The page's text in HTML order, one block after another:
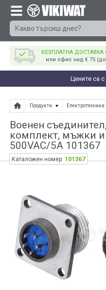
БЕЗПЛАТНА ДОСТАВКА
или офис над € 75 (до
Цените са
Продукти Електротехника
Военен
комплект, мъжки
500VAC/5A 101367
Каталожен номер: 101367